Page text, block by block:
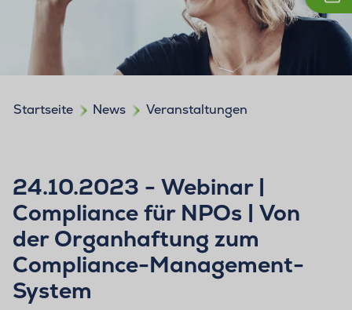
Startseite News Veranstaltungen
24.10.2023 - Webinar |
Compliance für NPOs | Von
der Organhaftung zum
Compliance-Management-
System